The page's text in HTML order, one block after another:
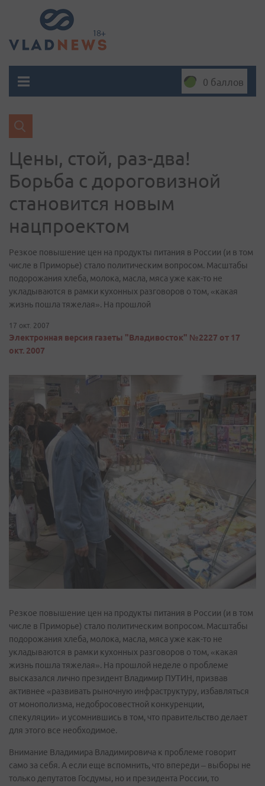
0 баллов
Цены, стой, раз-два!
Борьба с дороговизной
становится новым
нацпроектом
Резкое повышение цен на продукты питания в России (и в том
числе в Приморье) стало политическим вопросом. Масштабы
подорожания хлеба, молока, масла, мяса уже как-то не
укладываются в рамки кухонных разговоров о том, «какая
жизнь пошла тяжелая». На прошлой
17 окт. 2007
Электронная версия газеты "Владивосток" №2227 от 17
окт. 2007
Резкое повышение цен на продукты питания в России (и в том
числе в Приморье) стало политическим вопросом. Масштабы
подорожания хлеба, молока, масла, мяса уже как-то не
укладываются в рамки кухонных разговоров о том, «какая
жизнь пошла тяжелая». На прошлой неделе о проблеме
высказался лично президент Владимир ПУТИН, призвав
активнее «развивать рыночную инфраструктуру, избавляться
от монополизма, недобросовестной конкуренции,
спекуляции» и усомнившись в том, что правительство делает
для этого все необходимое.
Внимание Владимира Владимировича к проблеме говорит
само за себя. А если еще вспомнить, что впереди – выборы не
только депутатов Госдумы, но и президента России, то